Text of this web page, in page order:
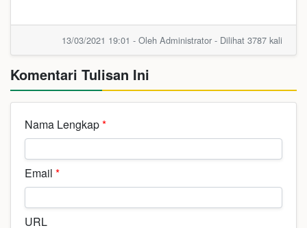
13/03/2021 19:01 - Oleh Administrator - Dilihat 3787 kali
Komentari Tulisan Ini
Nama Lengkap*
Email *
URL